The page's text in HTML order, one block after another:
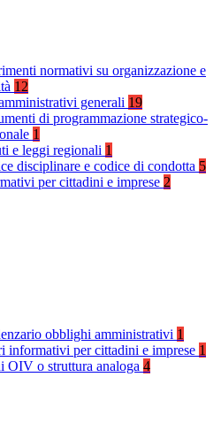
normativi su organizzazione e
12
generali 19
di programmazione strategico-
1
e leggi regionali 1
disciplinare e codice di condotta 5
per cittadini e imprese 2
obblighi amministrativi 1
informativi per cittadini e imprese 1
OIV o struttura analoga 4